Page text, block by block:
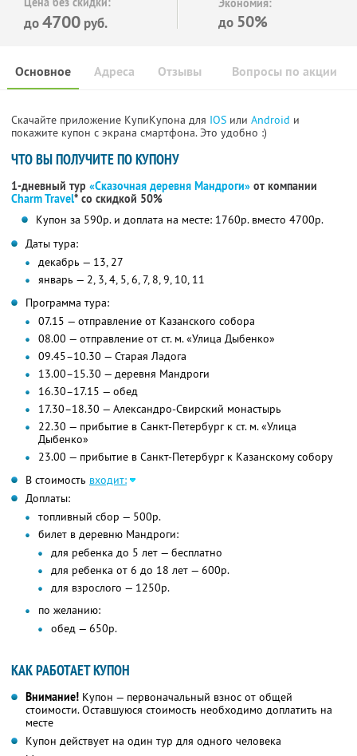
до4700 руб.
Экономия:
до 50%
Основное Отзывы Вопросы по акции
Адреса
Скачайте приложение КупиКупона для IOS или Android и
покажите купон с экрана смартфона. Это удобно :)
ЧТО ВЫ ПОЛУЧИТЕ ПО КУПОНУ
1-дневный тур «Сказочная деревня Мандроги» от компании
Charm Travel* со скидкой 50%
Купон за 590р. и доплата на месте: 1760р. вместо 4700р.
Даты тура:
декабрь — 13, 27
январь — 2, 3, 4, 5, 6, 7, 8, 9, 10, 11
Программа тура:
07.15 — отправление от Казанского собора
08.00 — отправление от ст. м. «Улица Дыбенко»
09.45–10.30 — Старая Ладога
13.00–15.30 — деревня Мандроги
16.30–17.15 — обед
17.30–18.30 — Александро-Свирский монастырь
22.30 — прибытие в Санкт-Петербург к ст. м. «Улица
Дыбенко»
23.00 — прибытие в Санкт-Петербург к Казанскому собору
В стоимость входит:
Доплаты:
топливный сбор — 500р.
билет в деревню Мандроги:
для ребенка до 5 лет — бесплатно
для ребенка от 6 до 18 лет — 600р.
для взрослого — 1250р.
по желанию:
обед — 650р.
КАК РАБОТАЕТ КУПОН
Внимание! Купон — первоначальный взнос от общей
стоимости. Оставшуюся стоимость необходимо доплатить на
месте
Купон действует на один тур для одного человека